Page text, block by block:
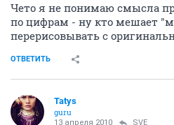
Чето я не понимаю смысла
по цифрам - ну кто мешает
перерисовывать с
ОТВЕТИТЬ
Tatys
guru
13 апреля 2010 SVE